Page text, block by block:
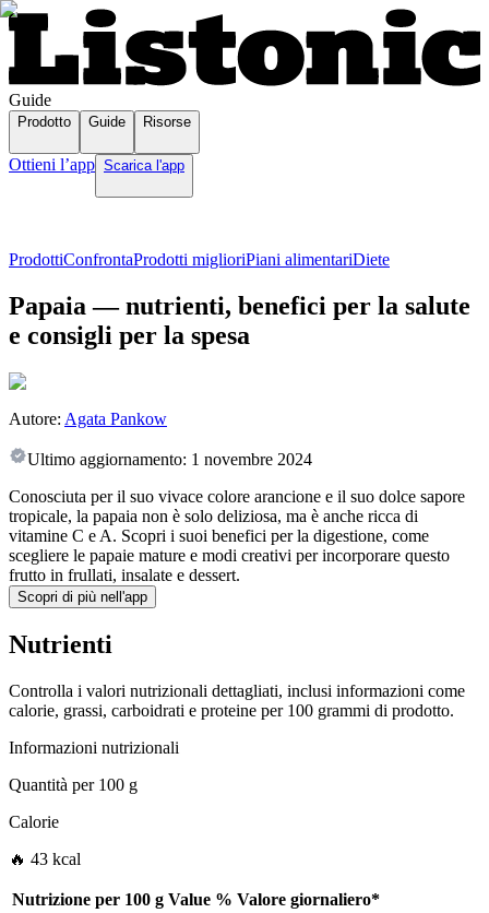
Guide
Prodotto Guide Risorse
Ottieni l’app Scarica l'app
ProdottiConfrontaProdotti miglioriPiani alimentariDiete
Papaia — nutrienti, benefici per la salute
e consigli per la spesa
Autore: Agata Pankow
Ultimo aggiornamento: 1 novembre 2024
Conosciuta per il suo vivace colore arancione e il suo dolce sapore
tropicale, la papaia non è solo deliziosa, ma è anche ricca di
vitamine C e A. Scopri i suoi benefici per la digestione, come
scegliere le papaie mature e modi creativi per incorporare questo
frutto in frullati, insalate e dessert.
Scopri di più nell'app
Nutrienti
Controlla i valori nutrizionali dettagliati, inclusi informazioni come
calorie, grassi, carboidrati e proteine per 100 grammi di prodotto.
Informazioni nutrizionali
Quantità per100 g
Calorie
🔥 43 kcal
Nutrizione per 100 g Value % Valore giornaliero*